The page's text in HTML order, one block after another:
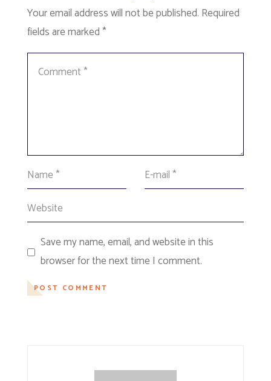
Your email address will not be published. Required
fields are marked*
Save my name, email, and website in this
browser for the next time I comment.
POST COMMENT